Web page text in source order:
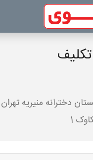
دخترانه منیریه تهران
1